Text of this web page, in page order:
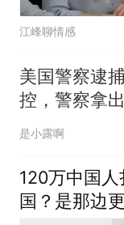
江峰聊情感
美国警察逮
控，警察拿
白
是小露啊
120万中国
国？是那边